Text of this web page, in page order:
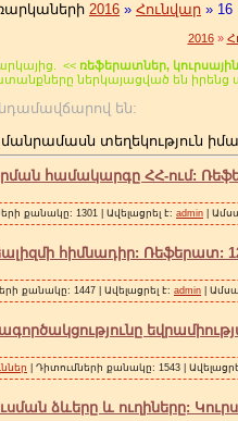
2016 » Հունվար » 16
2016 »
<< ռեֆերատներ,
ներկայացված են իրենց
անդամավճարով են:
տեղեկություն
համակարգը ՀՀ-ում:
քանակը: 1301 | Ավելացրել է: admin |
հիմնադիր: Ռեֆերատ:
քանակը: 1447 | Ավելացրել է: admin |
| Դիտումների քանակը: 1543 |
ձևերը և ուղիները: